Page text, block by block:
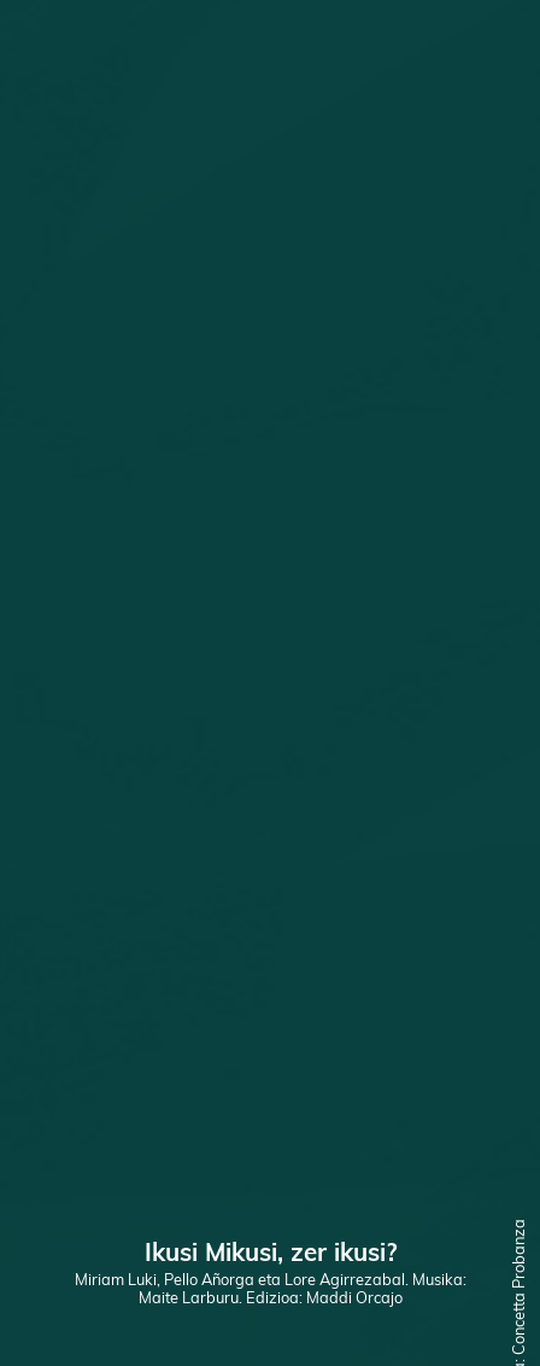
Ikusi Mikusi, zer ikusi?
Miriam Luki, Pello Añorga eta Lore Agirrezabal. Musika:
Maite Larburu. Edizioa: Maddi Orcajo